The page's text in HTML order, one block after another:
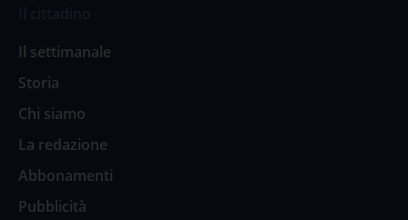
Il settimanale
Storia
Chi siamo
La redazione
Abbonamenti
Pubblicità